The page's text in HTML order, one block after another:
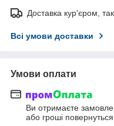
Доставка кур'єром,
Всі умови доставки
Умови оплати
Ви отримаєте
або гроші